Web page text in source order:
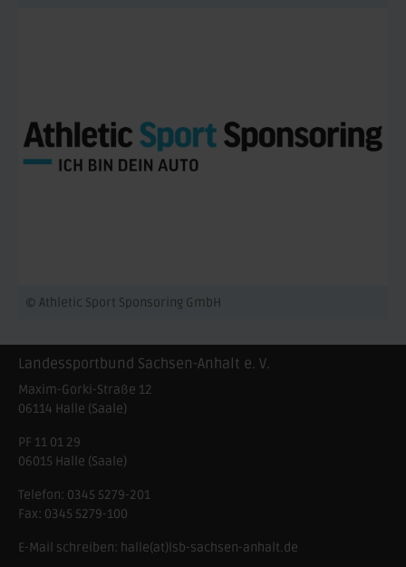
© Athletic Sport Sponsoring GmbH
Landessportbund Sachsen-Anhalt e. V.
Maxim-Gorki-Straße 12
06114 Halle (Saale)
PF 11 01 29
06015 Halle (Saale)
Telefon: 0345 5279-201
Fax: 0345 5279-100
E-Mail schreiben: halle(at)lsb-sachsen-anhalt.de